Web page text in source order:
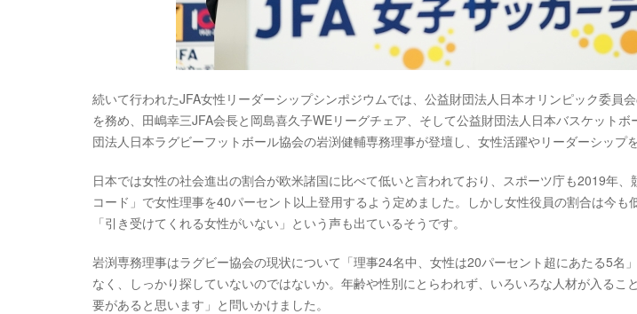
続いて行われたJFA女性リーダーシップシンポジウムでは、公益財団法人日本オリンピック委員
を務め、田嶋幸三JFA会長と岡島喜久子WEリーグチェア、そして公益財団法人日本バスケット
団法人日本ラグビーフットボール協会の岩渕健輔専務理事が登壇し、女性活躍やリーダーシップ
日本では女性の社会進出の割合が欧米諸国に比べて低いと言われており、スポーツ庁も2019年
コード」で女性理事を40パーセント以上登用するよう定めました。しかし女性役員の割合は今も
「引き受けてくれる女性がいない」という声も出ているそうです。
岩渕専務理事はラグビー協会の現状について「理事24名中、女性は20パーセント超にあたる5名
なく、しっかり探していないのではないか。年齢や性別にとらわれず、いろいろな人材が入るこ
要があると思います」と問いかけました。